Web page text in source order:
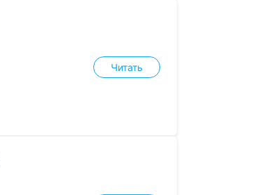
Читать